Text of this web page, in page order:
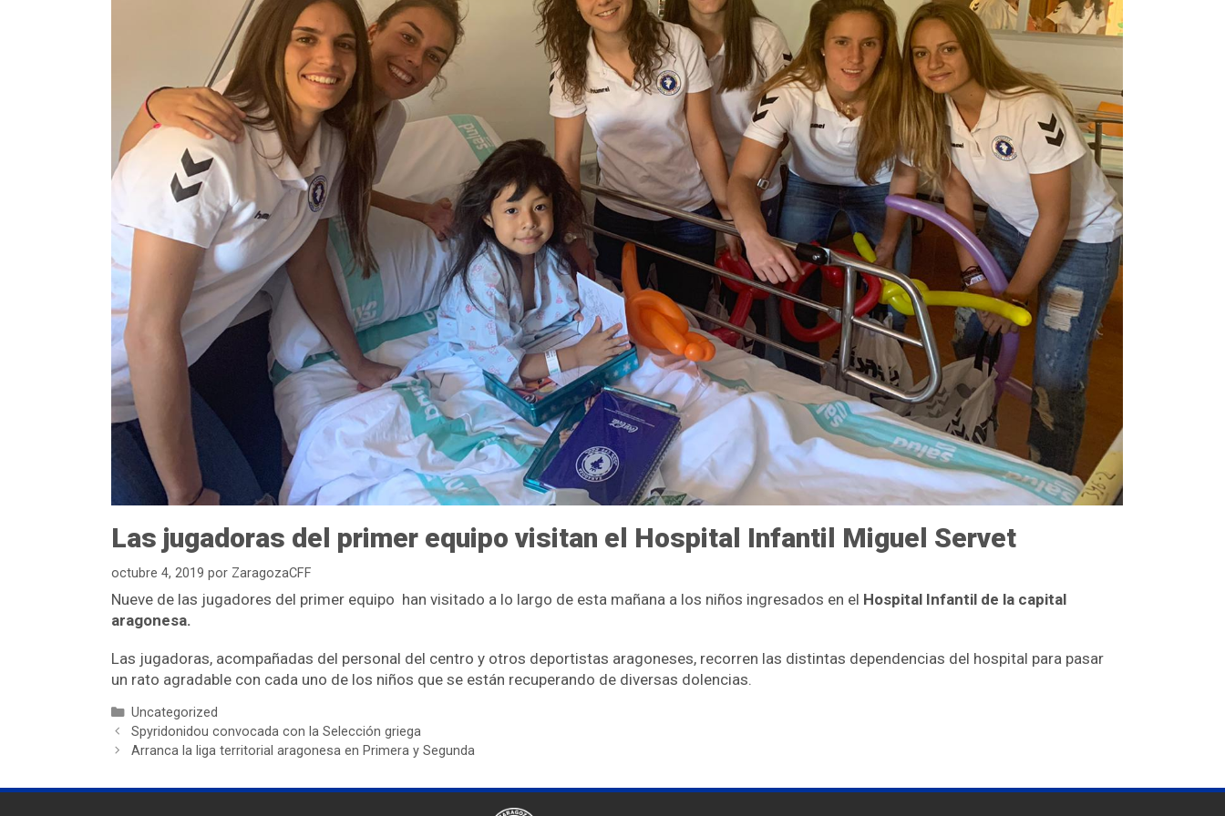
Las jugadoras del primer equipo visitan el Hospital Infantil Miguel Servet
octubre 4, 2019 por ZaragozaCFF
Nueve de las jugadores del primer equipo han visitado a lo largo de esta mañana a los niños ingresados en el Hospital Infantil de la capital
aragonesa.
Las jugadoras, acompañadas del personal del centro y otros deportistas aragoneses, recorren las distintas dependencias del hospital para pasar
un rato agradable con cada uno de los niños que se están recuperando de diversas dolencias.
Uncategorized
Spyridonidou convocada con la Selección griega
Arranca la liga territorial aragonesa en Primera y Segunda